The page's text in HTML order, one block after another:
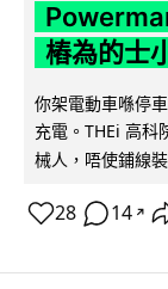
樁為的士
你架電動車喺停
充電。THEi 高
械人，唔使鋪線
28 14 ↗